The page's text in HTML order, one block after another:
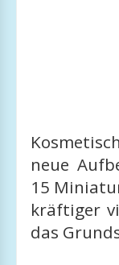
neue
15
kräftiger
das